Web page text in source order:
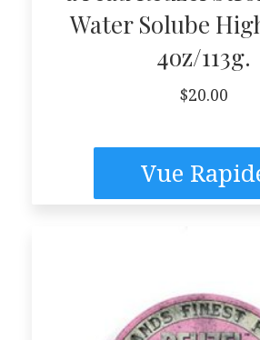
Water Solube
4oz/113g.
$20.00
Vue